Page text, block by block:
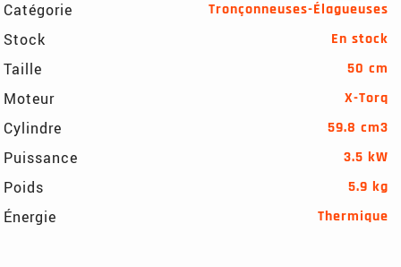
Catégorie
Tronçonneuses-Élagueuses
Stock
En stock
Taille
50 cm
Moteur
X-Torq
Cylindre
59.8 cm3
Puissance
3.5 kW
Poids
5.9 kg
Énergie
Thermique